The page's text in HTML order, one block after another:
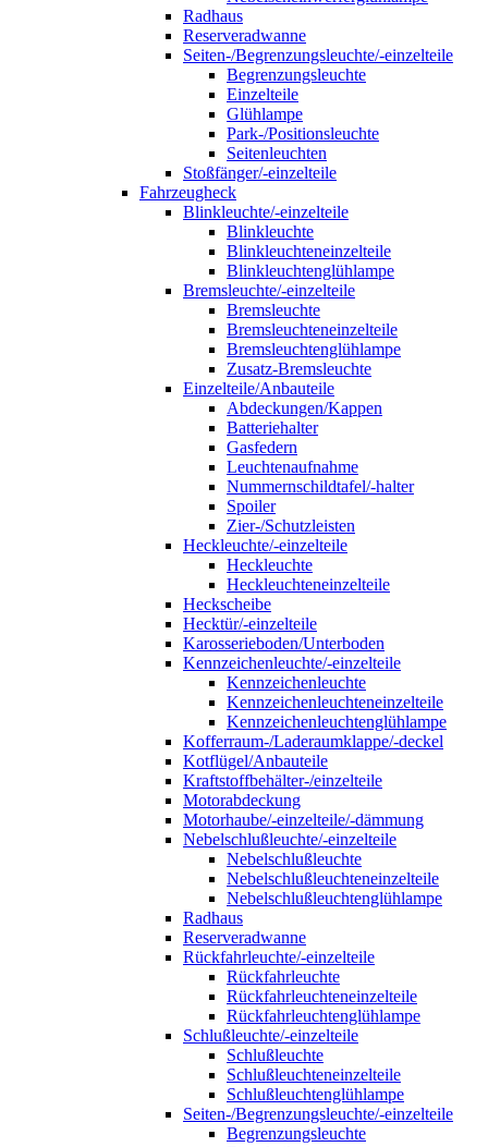
Radhaus
Reserveradwanne
Seiten-/Begrenzungsleuchte/-einzelteile
Begrenzungsleuchte
Einzelteile
Glühlampe
Park-/Positionsleuchte
Seitenleuchten
Stoßfänger/-einzelteile
Fahrzeugheck
Blinkleuchte/-einzelteile
Blinkleuchte
Blinkleuchteneinzelteile
Blinkleuchtenglühlampe
Bremsleuchte/-einzelteile
Bremsleuchte
Bremsleuchteneinzelteile
Bremsleuchtenglühlampe
Zusatz-Bremsleuchte
Einzelteile/Anbauteile
Abdeckungen/Kappen
Batteriehalter
Gasfedern
Leuchtenaufnahme
Nummernschildtafel/-halter
Spoiler
Zier-/Schutzleisten
Heckleuchte/-einzelteile
Heckleuchte
Heckleuchteneinzelteile
Heckscheibe
Hecktür/-einzelteile
Karosserieboden/Unterboden
Kennzeichenleuchte/-einzelteile
Kennzeichenleuchte
Kennzeichenleuchteneinzelteile
Kennzeichenleuchtenglühlampe
Kofferraum-/Laderaumklappe/-deckel
Kotflügel/Anbauteile
Kraftstoffbehälter-/einzelteile
Motorabdeckung
Motorhaube/-einzelteile/-dämmung
Nebelschlußleuchte/-einzelteile
Nebelschlußleuchte
Nebelschlußleuchteneinzelteile
Nebelschlußleuchtenglühlampe
Radhaus
Reserveradwanne
Rückfahrleuchte/-einzelteile
Rückfahrleuchte
Rückfahrleuchteneinzelteile
Rückfahrleuchtenglühlampe
Schlußleuchte/-einzelteile
Schlußleuchte
Schlußleuchteneinzelteile
Schlußleuchtenglühlampe
Seiten-/Begrenzungsleuchte/-einzelteile
Begrenzungsleuchte